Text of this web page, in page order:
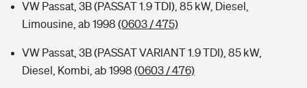
VW Passat, 3B (PASSAT 1.9 TDI), 85 kW, Diesel,
Limousine, ab 1998 (0603 / 475)
VW Passat, 3B (PASSAT VARIANT 1.9 TDI), 85 kW,
Diesel, Kombi, ab 1998 (0603 / 476)